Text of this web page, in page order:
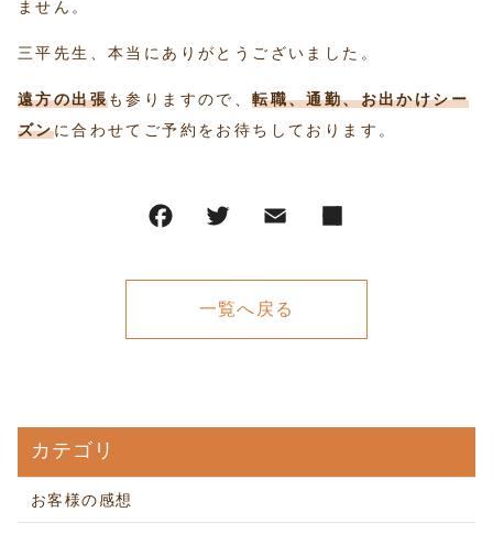
ません。
三平先生、本当にありがとうございました。
遠方の出張も参りますので、転職、通勤、お出かけシー
ズンに合わせてご予約をお待ちしております。
一覧へ戻る
カテゴリ
お客様の感想